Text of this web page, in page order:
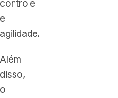
controle
e
agilidade.
Além
disso,
o